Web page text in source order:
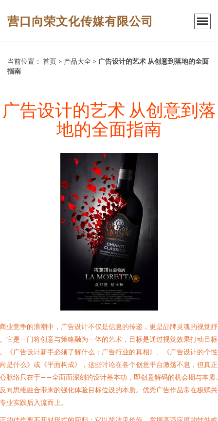
营口向荣文化传媒有限公司
当前位置： 首页 > 产品大全 > 广告设计的艺术 从创意到落地的全面
指南
广告设计的艺术 从创意到落
地的全面指南
业竞争的浪潮中，广告设计不仅是信息的传递，更是品牌灵魂的视觉抒
它是一门将创意与策略融为一体的艺术，目标是通过视觉效果打动目
《广告设计新手必须了解什么：广告行业的真相》、《广告设计的个
是什么》或《平面构成》，这些讨论在各个创意平台激荡不息，但真
脉络只在于——全面而深刻的设计基本功，即创意解码的机会期与本质
向思维融合带来的强化体验目标位设的本质。优秀广告作品常在极赋
业实践后入流而上。